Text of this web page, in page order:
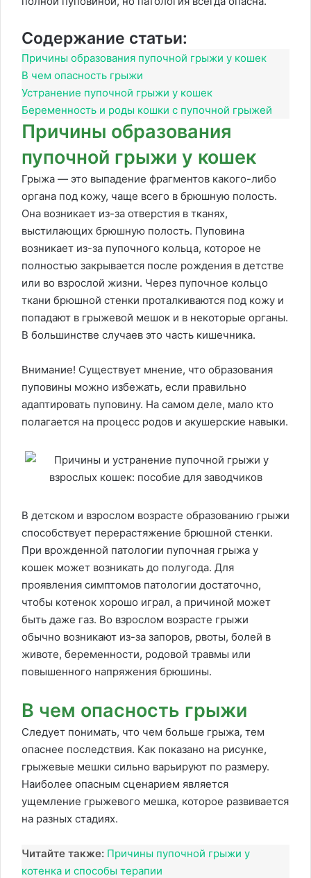
Содержание статьи:
Причины образования пупочной грыжи у кошек
В чем опасность грыжи
Устранение пупочной грыжи у кошек
Беременность и роды кошки с пупочной грыжей
Причины образования
пупочной грыжи у кошек
Грыжа — это выпадение фрагментов какого-либо
органа под кожу, чаще всего в брюшную полость.
Она возникает из-за отверстия в тканях,
выстилающих брюшную полость. Пуповина
возникает из-за пупочного кольца, которое не
полностью закрывается после рождения в детстве
или во взрослой жизни. Через пупочное кольцо
ткани брюшной стенки проталкиваются под кожу и
попадают в грыжевой мешок и в некоторые органы.
В большинстве случаев это часть кишечника.
Внимание! Существует мнение, что образования
пуповины можно избежать, если правильно
адаптировать пуповину. На самом деле, мало кто
полагается на процесс родов и акушерские навыки.
В детском и взрослом возрасте образованию грыжи
способствует перерастяжение брюшной стенки.
При врожденной патологии пупочная грыжа у
кошек может возникать до полугода. Для
проявления симптомов патологии достаточно,
чтобы котенок хорошо играл, а причиной может
быть даже газ. Во взрослом возрасте грыжи
обычно возникают из-за запоров, рвоты, болей в
животе, беременности, родовой травмы или
повышенного напряжения брюшины.
В чем опасность грыжи
Следует понимать, что чем больше грыжа, тем
опаснее последствия. Как показано на рисунке,
грыжевые мешки сильно варьируют по размеру.
Наиболее опасным сценарием является
ущемление грыжевого мешка, которое развивается
на разных стадиях.
Читайте также: Причины пупочной грыжи у
котенка и способы терапии